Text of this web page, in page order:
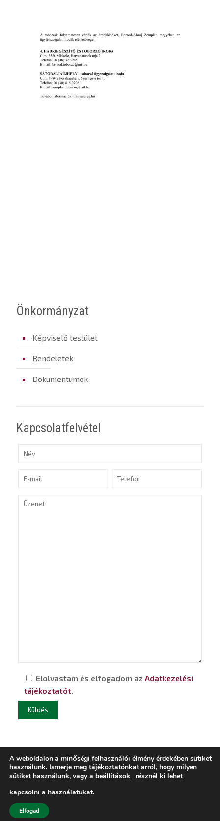
Önkormányzat
Képviselő testület
Rendeletek
Dokumentumok
Kapcsolatfelvétel
Elolvastam és elfogadom az Adatkezelési
tájékoztatót.
© 2019 - Minden jog fenntartva. | Weboldal készítés:
A weboldalon a minőségi felhasználói élmény érdekében sütiket
használunk. Ismerje meg tájékoztatónkat arról, hogy milyen
sütiket használunk, vagy a beállítások
résznél ki lehet
kapcsolni a használatukat.
Elfogad